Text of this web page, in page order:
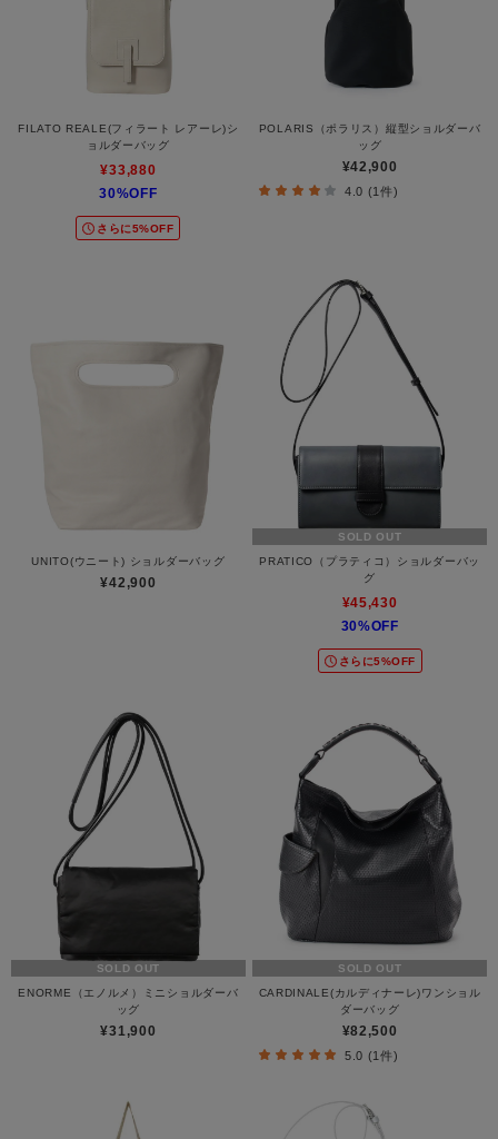
FILATO REALE(フィラート レアーレ)シ
ョルダーバッグ
¥33,880
30%OFF
さらに5%OFF
POLARIS（ポラリス）縦型ショルダーバ
ッグ
¥42,900
4.0 (1件)
UNITO(ウニート) ショルダーバッグ
¥42,900
SOLD OUT
PRATICO（プラティコ）ショルダーバッ
グ
¥45,430
30%OFF
さらに5%OFF
SOLD OUT
ENORME（エノルメ）ミニショルダーバ
ッグ
¥31,900
SOLD OUT
CARDINALE(カルディナーレ)ワンショル
ダーバッグ
¥82,500
5.0 (1件)